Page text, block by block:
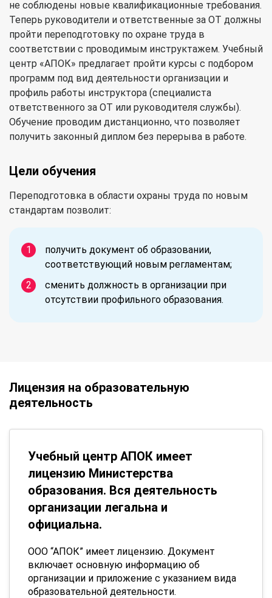
не соблюдены новые квалификационные требования.
Теперь руководители и ответственные за ОТ должны
пройти переподготовку по охране труда в
соответствии с проводимым инструктажем. Учебный
центр «АПОК» предлагает пройти курсы с подбором
программ под вид деятельности организации и
профиль работы инструктора (специалиста
ответственного за ОТ или руководителя службы).
Обучение проводим дистанционно, что позволяет
получить законный диплом без перерыва в работе.
Цели обучения
Переподготовка в области охраны труда по новым
стандартам позволит:
получить документ об образовании,
соответствующий новым регламентам;
сменить должность в организации при
отсутствии профильного образования.
Лицензия на образовательную
деятельность
Учебный центр АПОК имеет
лицензию Министерства
образования. Вся деятельность
организации легальна и
официальна.
ООО “АПОК” имеет лицензию. Документ
включает основную информацию об
организации и приложение с указанием вида
образовательной деятельности.